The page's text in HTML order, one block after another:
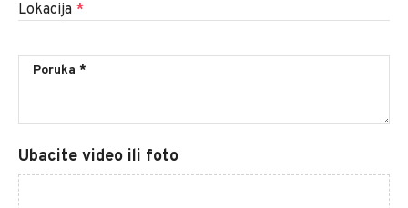
Lokacija *
Ubacite video ili foto